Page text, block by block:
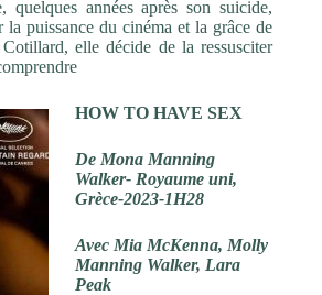
quelques années après son suicide,
la puissance du cinéma et la grâce de
elle décide de la ressusciter
HOW TO HAVE SEX
De Mona Manning
Walker- Royaume uni,
Grèce-2023-1H28
Avec Mia McKenna, Molly
Manning Walker, Lara
Peak